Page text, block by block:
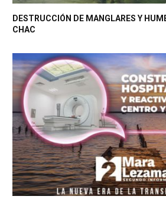
DESTRUCCIÓN DE MANGLARES Y
CHAC